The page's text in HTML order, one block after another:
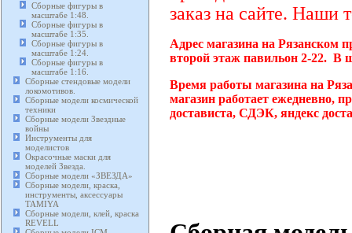
Сборные фигуры в
масштабе 1:48.
Сборные фигуры в
масштабе 1:35.
Сборные фигуры в
масштабе 1:24.
Сборные фигуры в
масштабе 1:16.
Сборные стендовые модели
локомотивов.
Сборные модели космической
техники
Сборные модели Звездные
войны
Инструменты для
моделистов
Окрасочные маски для
моделей Звезда.
Сборные модели «ЗВЕЗДА»
Сборные модели, краска,
инструменты, аксессуары
TAMIYA
Сборные модели, клей, краска
REVELL
заказ на сайте. Наши
Адрес магазина на Рязанском
второй этаж павильон 2-22. В
Время работы магазина на
магазин работает ежедневно,
достависта, СДЭК, яндекс